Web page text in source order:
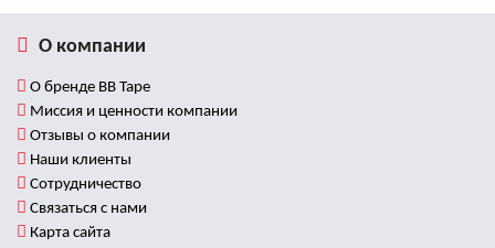
О компании
О бренде BB Tape
Миссия и ценности компании
Отзывы о компании
Наши клиенты
Сотрудничество
Связаться с нами
Карта сайта